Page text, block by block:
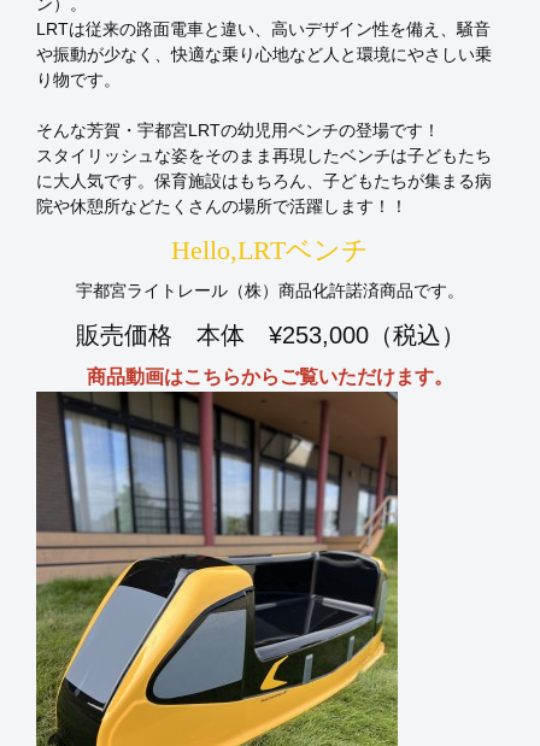
LRTは従来の路面電車と違い、高いデザイン性を備え、騒音
や振動が少なく、快適な乗り心地など人と環境にやさしい乗
り物です。
そんな芳賀・宇都宮LRTの幼児用ベンチの登場です！
スタイリッシュな姿をそのまま再現したベンチは子どもたち
に大人気です。保育施設はもちろん、子どもたちが集まる病
院や休憩所などたくさんの場所で活躍します！！
Hello,LRTベンチ
宇都宮ライトレール（株）商品化許諾済商品です。
販売価格 本体 ¥253,000（税込）
商品動画はこちらからご覧いただけます。